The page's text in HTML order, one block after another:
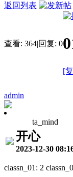
返回列表
查看: 364|回复: 0
[
admin
ta_mind
开心
2023-12-30
classn_01: 2